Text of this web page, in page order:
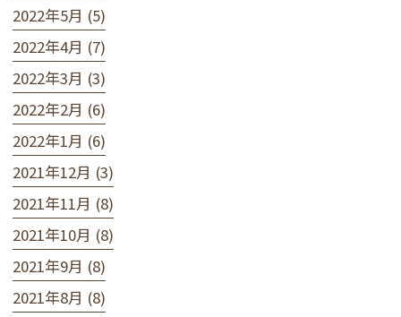
2022年5月 (5)
2022年4月 (7)
2022年3月 (3)
2022年2月 (6)
2022年1月 (6)
2021年12月 (3)
2021年11月 (8)
2021年10月 (8)
2021年9月 (8)
2021年8月 (8)